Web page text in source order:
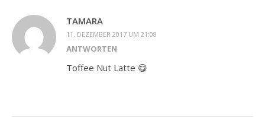
TAMARA
11. DEZEMBER 2017 UM 21:08
ANTWORTEN
Toffee Nut Latte 😋